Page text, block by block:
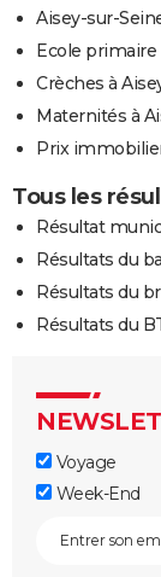
Aisey-sur-
Ecole primaire
Crèches à
Maternités à
Prix
Tous les
Résultat
Résultats du
Résultats du
Résultats du
Voyage
Week-End